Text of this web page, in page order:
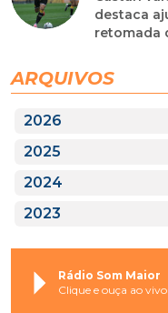
destaca
retomada
ARQUIVOS
2026
2025
2024
2023
Rádio Som Maior
Clique e ouça ao vivo